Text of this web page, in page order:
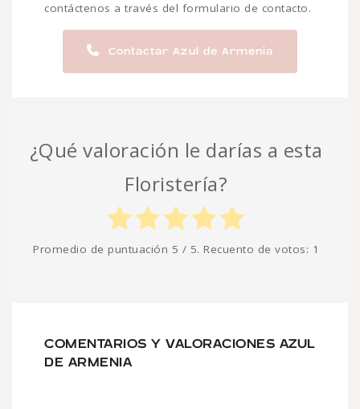
contáctenos a través del formulario de contacto.
Contactar Azul de Armenia
¿Qué valoración le darías a esta
Floristería?
Promedio de puntuación 5 / 5. Recuento de votos: 1
COMENTARIOS Y VALORACIONES AZUL
DE ARMENIA